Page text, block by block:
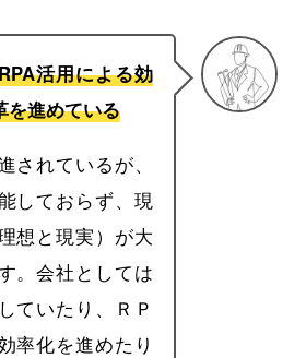
活用による効
を進めている
されているが、
しておらず、現
想と現実）が大
。会社としては
ていたり、ＲＰ
率化を進めたり